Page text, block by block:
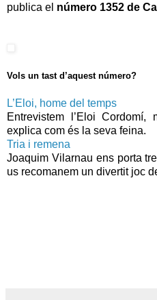
publica el número 1352 de
Vols un tast d’aquest número?
L’Eloi, home del temps
Entrevistem l’Eloi
explica com és la seva feina.
Tria i remena
Joaquim Vilarnau ens porta
us recomanem un divertit joc